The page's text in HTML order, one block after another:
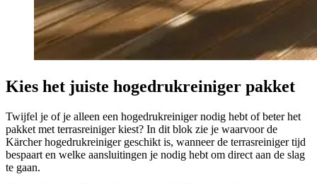
Kies het juiste hogedrukreiniger pakket
Twijfel je of je alleen een hogedrukreiniger nodig hebt of beter het
pakket met terrasreiniger kiest? In dit blok zie je waarvoor de
Kärcher hogedrukreiniger geschikt is, wanneer de terrasreiniger tijd
bespaart en welke aansluitingen je nodig hebt om direct aan de slag
te gaan.